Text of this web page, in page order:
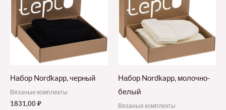
Набор Nordkapp, черный
Вязаные комплекты
1831,00₽
Набор Nordkapp, молочно-
белый
Вязаные комплекты